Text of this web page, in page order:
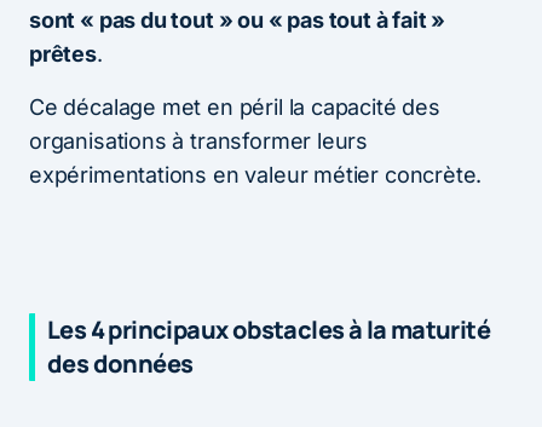
sont « pas du tout » ou « pas tout à fait »
prêtes.
Ce décalage met en péril la capacité des
organisations à transformer leurs
expérimentations en valeur métier concrète.
Les 4 principaux obstacles à la maturité
des données